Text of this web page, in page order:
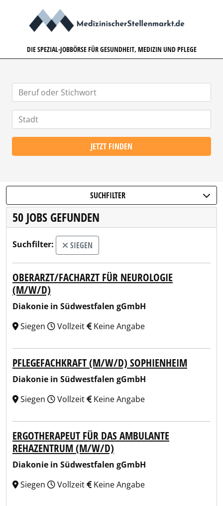
DIE SPEZIAL-JOBBÖRSE FÜR GESUNDHEIT, MEDIZIN UND PFLEGE
JETZT FINDEN
SUCHFILTER
50 JOBS GEFUNDEN
Suchfilter: SIEGEN
OBERARZT/FACHARZT FÜR NEUROLOGIE
(M/W/D)
Diakonie in Südwestfalen gGmbH
Siegen
Vollzeit Keine Angabe
PFLEGEFACHKRAFT (M/W/D) SOPHIENHEIM
Diakonie in Südwestfalen gGmbH
Siegen
Vollzeit Keine Angabe
ERGOTHERAPEUT FÜR DAS AMBULANTE
REHAZENTRUM (M/W/D)
Diakonie in Südwestfalen gGmbH
Siegen
Vollzeit Keine Angabe